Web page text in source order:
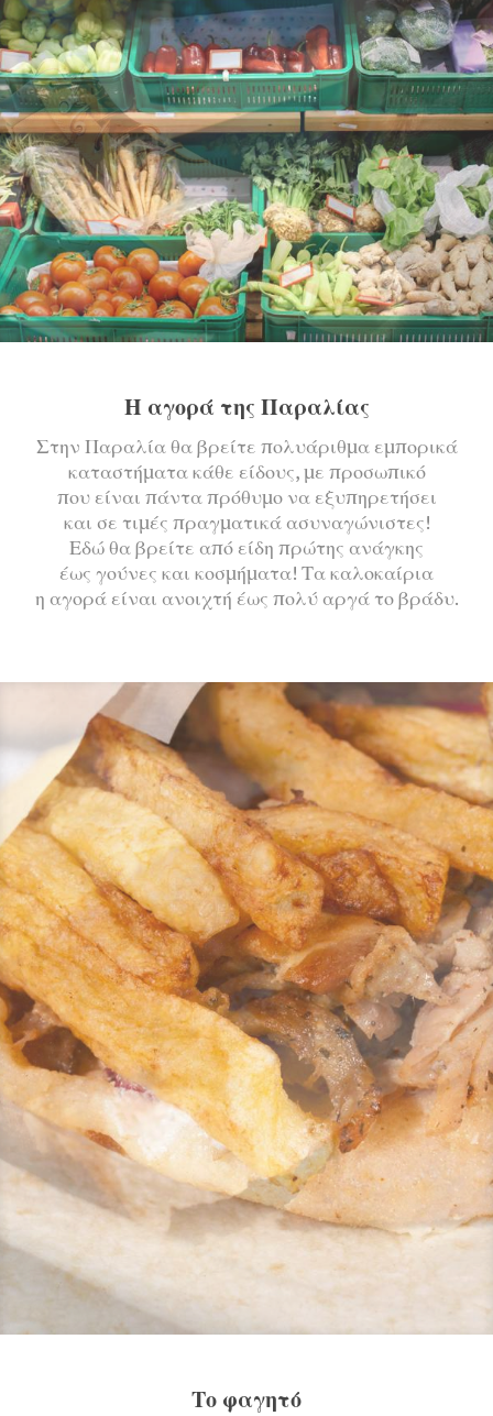
Η αγορά της Παραλίας
Στην Παραλία θα βρείτε πολυάριθμα εμπορικά
καταστήματα κάθε είδους, με προσωπικό
που είναι πάντα πρόθυμο να εξυπηρετήσει
και σε τιμές πραγματικά ασυναγώνιστες!
Εδώ θα βρείτε από είδη πρώτης ανάγκης
έως γούνες και κοσμήματα! Τα καλοκαίρια
η αγορά είναι ανοιχτή έως πολύ αργά το βράδυ.
Το φαγητό